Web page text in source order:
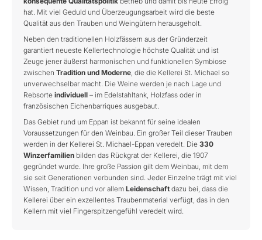
hat. Mit viel Geduld und Überzeugungsarbeit wird die beste
Qualität aus den Trauben und Weingütern herausgeholt.
Neben den traditionellen Holzfässern aus der Gründerzeit
garantiert neueste Kellertechnologie höchste Qualität und ist
Zeuge jener äußerst harmonischen und funktionellen Symbiose
zwischen Tradition und Moderne, die die Kellerei St. Michael so
unverwechselbar macht. Die Weine werden je nach Lage und
Rebsorte individuell – im Edelstahltank, Holzfass oder in
französischen Eichenbarriques ausgebaut.
Das Gebiet rund um Eppan ist bekannt für seine idealen
Voraussetzungen für den Weinbau. Ein großer Teil dieser Trauben
werden in der Kellerei St. Michael-Eppan veredelt. Die 330
Winzerfamilien bilden das Rückgrat der Kellerei, die 1907
gegründet wurde. Ihre große Passion gilt dem Weinbau, mit dem
sie seit Generationen verbunden sind. Jeder Einzelne trägt mit viel
Wissen, Tradition und vor allem Leidenschaft dazu bei, dass die
Kellerei über ein exzellentes Traubenmaterial verfügt, das in den
Kellern mit viel Fingerspitzengefühl veredelt wird.